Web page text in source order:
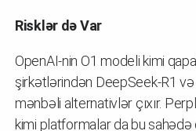
Risklər də Var
OpenAI-nin O1 modeli kimi
şirkətlərindən DeepSeek-R1 və
mənbəli alternativlər çıxır.
kimi platformalar da bu sahədə